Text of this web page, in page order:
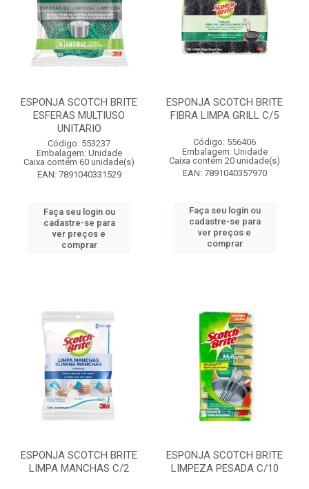
ESPONJA SCOTCH BRITE
ESFERAS MULTIUSO
UNITARIO
Código: 553237
Embalagem: Unidade
Caixa contém 60 unidade(s)
EAN: 7891040331529
Faça seu login ou
cadastre-se para
ver preços e
comprar
ESPONJA SCOTCH BRITE
FIBRA LIMPA GRILL C/5
Código: 556406
Embalagem: Unidade
Caixa contém 20 unidade(s)
EAN: 7891040357970
Faça seu login ou
cadastre-se para
ver preços e
comprar
ESPONJA SCOTCH BRITE
LIMPA MANCHAS C/2
ESPONJA SCOTCH BRITE
LIMPEZA PESADA C/10